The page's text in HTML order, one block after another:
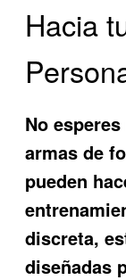
Hacia
No
armas de
pueden
discreta,
diseñadas